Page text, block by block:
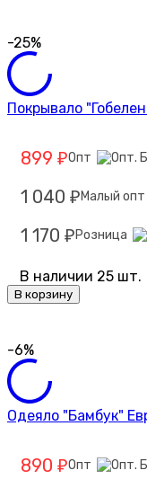
-25%
Покрывало
899 ₽Опт
1 040 ₽ Малый опт
1 170 ₽ Розница
В наличии 25 шт.
В корзину
-6%
Одеяло "Бамбук"
890 ₽Опт